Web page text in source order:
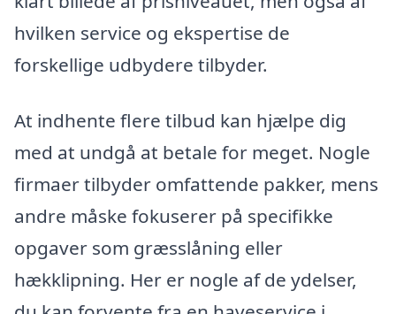
hvilken service og ekspertise de
forskellige udbydere tilbyder.
At indhente flere tilbud kan hjælpe dig
med at undgå at betale for meget. Nogle
firmaer tilbyder omfattende pakker, mens
andre måske fokuserer på specifikke
opgaver som græsslåning eller
hækklipning. Her er nogle af de ydelser,